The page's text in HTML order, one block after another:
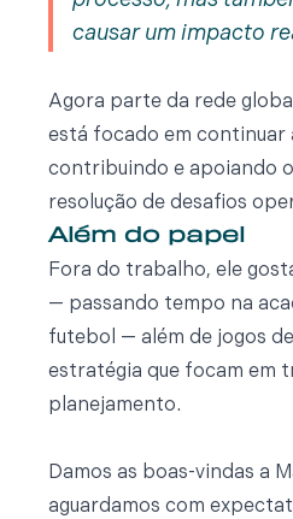
causar um impacto
Agora parte da rede
está focado em continuar
contribuindo e apoiando
resolução de desafios
Além do papel
Fora do trabalho, ele
— passando tempo na
futebol — além de jogos
estratégia que focam em
planejamento.
Damos as boas-vindas a
aguardamos com